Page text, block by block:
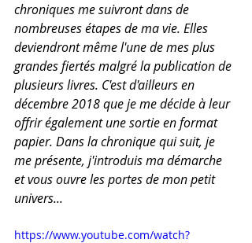
chroniques me suivront dans de
nombreuses étapes de ma vie. Elles
deviendront même l'une de mes plus
grandes fiertés malgré la publication de
plusieurs livres. C'est d'ailleurs en
décembre 2018 que je me décide à leur
offrir également une sortie en format
papier. Dans la chronique qui suit, je
me présente, j'introduis ma démarche
et vous ouvre les portes de mon petit
univers...
https://www.youtube.com/watch?